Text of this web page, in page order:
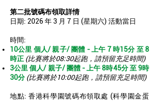
第二批號碼布領取詳情
日期: 2026 年 3 月 7 日 (星期六) 活動當日
時間:
10公里 個人/ 親子/ 團體 - 上午 7 時15分 至 8
時正 (比賽將於08:30起跑，請預留充足時間)
3公里 個人/ 親子/ 團體 - 上午 8時45分 至 9時
30分 (比賽將於10:00起跑，請預留充足時間)
地點: 香港科學園號碼布領取處 (科學園金蛋